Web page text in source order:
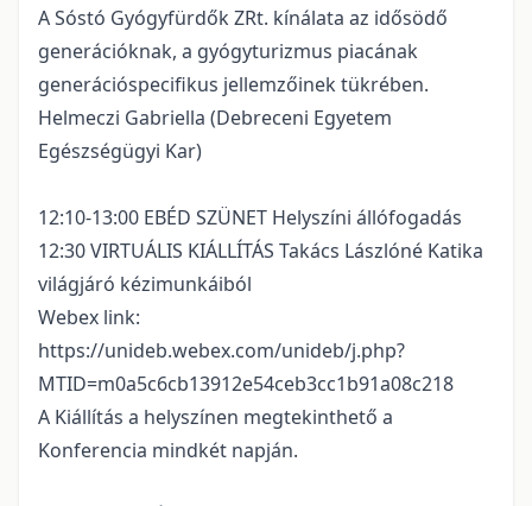
A Sóstó Gyógyfürdők ZRt. kínálata az idősödő
generációknak, a gyógyturizmus piacának
generációspecifikus jellemzőinek tükrében.
Helmeczi Gabriella (Debreceni Egyetem
Egészségügyi Kar)
12:10-13:00 EBÉD SZÜNET Helyszíni állófogadás
12:30 VIRTUÁLIS KIÁLLÍTÁS Takács Lászlóné Katika
világjáró kézimunkáiból
Webex link:
https://unideb.webex.com/unideb/j.php?
MTID=m0a5c6cb13912e54ceb3cc1b91a08c218
A Kiállítás a helyszínen megtekinthető a
Konferencia mindkét napján.